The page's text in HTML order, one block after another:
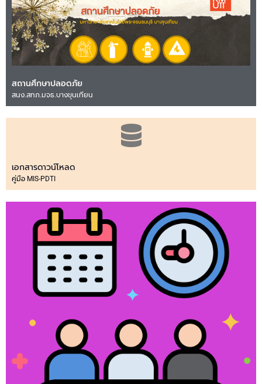
สถานศึกษาปลอดภัย
สนง.สทภ.มจธ.บางขุนเทียน
เอกสารดาวน์โหลด
คู่มือ MIS-PDTI